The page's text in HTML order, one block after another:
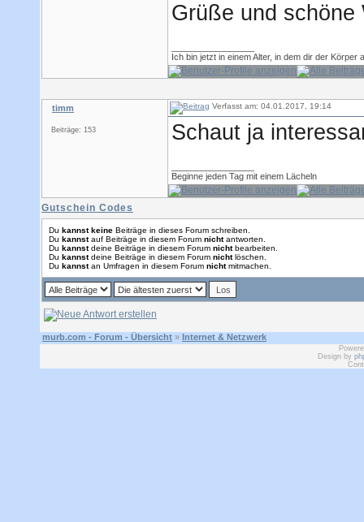
Grüße und schöne
Ich bin jetzt in einem Alter, in dem dir der
timm
Beiträge: 153
Verfasst am: 04.01.2017, 19:14
Schaut ja
Beginne jeden Tag mit einem Lächeln
Gutschein Codes
Du kannst keine Beiträge in dieses Forum schreiben.
Du kannstauf Beiträge in diesem Forum nichtantworten.
Du kannstdeine Beiträge in diesem Forum nichtbearbeiten.
Du kannstdeine Beiträge in diesem Forum nichtlöschen.
Du kannstan Umfragen in diesem Forum nichtmitmachen.
murb.com - Forum - Übersicht » Internet & Netzwerk
Design by